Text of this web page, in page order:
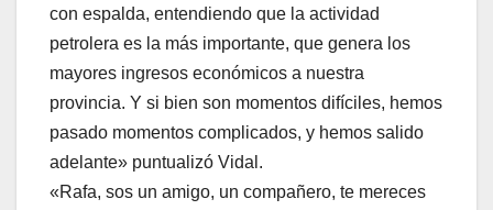
con espalda, entendiendo que la actividad
petrolera es la más importante, que genera los
mayores ingresos económicos a nuestra
provincia. Y si bien son momentos difíciles, hemos
pasado momentos complicados, y hemos salido
adelante» puntualizó Vidal.
«Rafa, sos un amigo, un compañero, te mereces